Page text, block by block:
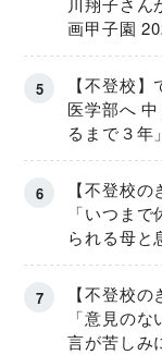
画甲子園
【不登校
医学部へ
るまで３年
【不登校
「いつま
られる母と
【不登校
「意見の
言が苦しみ